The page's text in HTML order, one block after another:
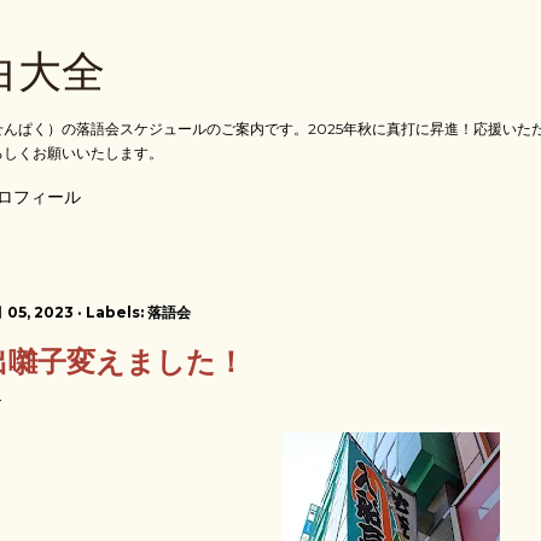
大全
ぱく）の落語会スケジュールのご案内です。2025年秋に真打に昇進！応援いた
くお願いいたします。
フィール
05, 2023 Labels: 落語会
囃子変えました！